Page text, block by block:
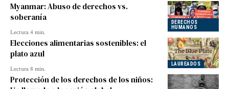
DERECHOS
HUMANOS
Myanmar: Abuso de derechos vs.
soberanía
Lectura 4 min.
LAUREADOS
Elecciones alimentarias sostenibles: el
plato azul
Lectura 8 min.
Protección de los derechos de los niños: